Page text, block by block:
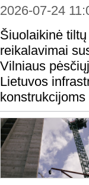
2026-07-24
Šiuolaikinė
reikalavimai
Vilniaus
Lietuvos
konstrukcijoms